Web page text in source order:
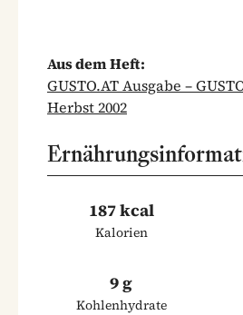
Aus dem Heft:
GUSTO.AT Ausgabe –
Herbst 2002
187 kcal
Kalorien
9 g
Kohlenhydrate